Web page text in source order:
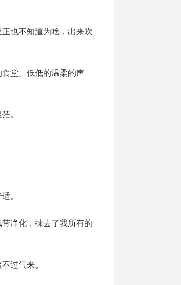
也不知道为啥，出来吹
堂。低低的温柔的声
。
。
净化，抹去了我所有的
过气来。